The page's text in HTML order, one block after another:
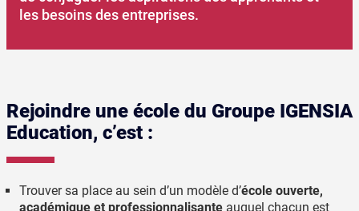
les besoins des entreprises.
Rejoindre une école du Groupe IGENSIA
Education, c’est :
Trouver sa place au sein d’un modèle d’école ouverte,
académique et professionnalisante auquel chacun est